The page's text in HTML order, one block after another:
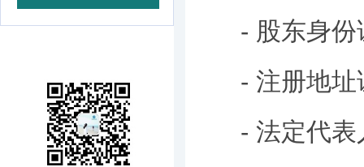
- 股东身
- 注册地
- 法定代